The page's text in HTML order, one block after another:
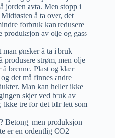
jorden avta. Men stopp i
å ta over, det
forbruk kan redusere
av olje og gass
man ønsker å ta i bruk
produsere strøm, men olje
å brenne. Plast og klær
det må finnes andre
Man kan heller ikke
skjer ved bruk av
ikke tre for det blir lett som
Betong, men produksjon
er en ordentlig CO2